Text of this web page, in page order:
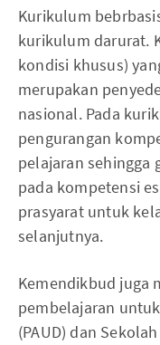
Kurikulum
kurikulum darurat.
kondisi khusus)
merupakan
nasional. Pada
pengurangan
pelajaran sehingga
pada kompetensi
prasyarat untuk
selanjutnya.
Kemendikbud juga
pembelajaran
(PAUD) dan